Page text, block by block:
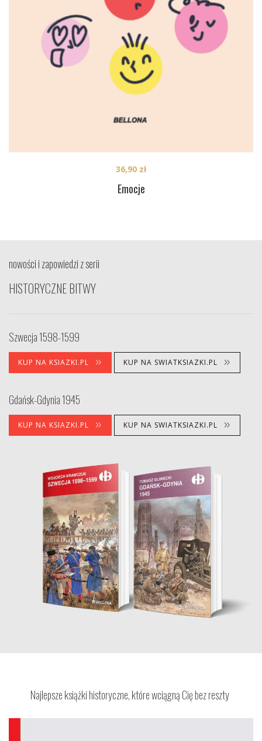
Emocje
36,90 zł
nowości i zapowiedzi z serii
HISTORYCZNE BITWY
Szwecja 1598-1599
KUP NA KSIAZKI.PL KUP NA SWIATKSIAZKI.PL
Gdańsk-Gdynia 1945
KUP NA KSIAZKI.PL KUP NA SWIATKSIAZKI.PL
Najlepsze książki historyczne, które wciągną Cię bez reszty